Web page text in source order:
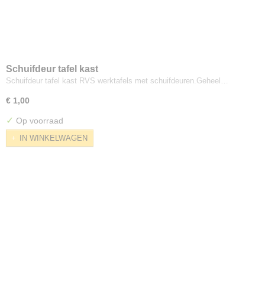
Schuifdeur tafel kast
Schuifdeur tafel kast RVS werktafels met schuifdeuren.Geheel…
€ 1,00
✓ Op voorraad
IN WINKELWAGEN